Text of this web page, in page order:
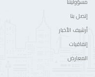
إتصل بنا
أرشيف الأخبار
إتفاقيات
المعارض